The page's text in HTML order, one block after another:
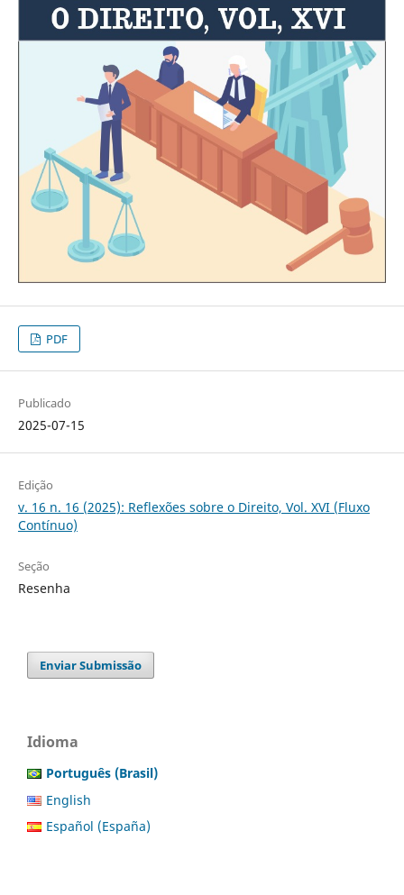
PDF
Publicado
2025-07-15
Edição
v. 16 n. 16 (2025): Reflexões sobre o Direito, Vol. XVI (Fluxo
Contínuo)
Seção
Resenha
Enviar Submissão
Idioma
Português (Brasil)
English
Español (España)